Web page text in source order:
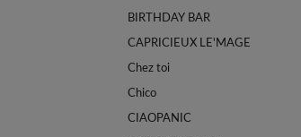
BIRTHDAY BAR
CAPRICIEUX LE'MAGE
Chez toi
Chico
CIAOPANIC